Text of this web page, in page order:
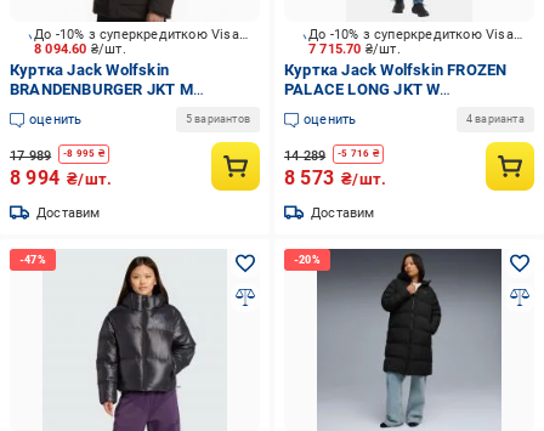
8 094.60 ₴/шт.
До -10% з суперкредиткою Visa Вигода
Куртка Jack Wolfskin
BRANDENBURGER JKT M
A65047_D0108 р.L
оценить 5 вариантов
17 989 -8 995 ₴
8 994 ₴/шт.
Доставим
7 715.70 ₴/шт.
До -10% з суперкредиткою Visa Вигода
Куртка Jack Wolfskin FROZEN
PALACE LONG JKT W
A65096_6000 р.S
оценить 4 варианта
14 289 -5 716 ₴
8 573 ₴/шт.
Доставим